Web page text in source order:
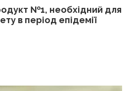
№1, необхідний для
в період епідемії